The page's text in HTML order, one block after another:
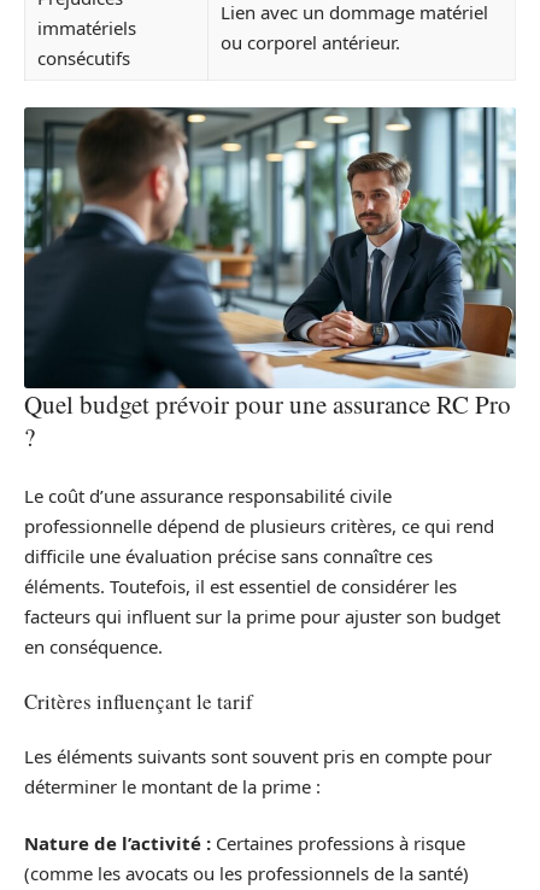
immatériels
consécutifs
Lien avec un dommage matériel
ou corporel antérieur.
Quel budget prévoir pour une assurance RC Pro
?
Le coût d’une assurance responsabilité civile
professionnelle dépend de plusieurs critères, ce qui rend
difficile une évaluation précise sans connaître ces
éléments. Toutefois, il est essentiel de considérer les
facteurs qui influent sur la prime pour ajuster son budget
en conséquence.
Critères influençant le tarif
Les éléments suivants sont souvent pris en compte pour
déterminer le montant de la prime :
Nature de l’activité : Certaines professions à risque
(comme les avocats ou les professionnels de la santé)